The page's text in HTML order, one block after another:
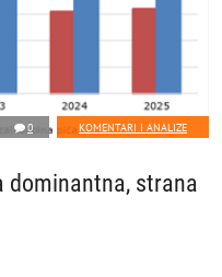
0 KOMENTARI I ANALIZE
dominantna, strana